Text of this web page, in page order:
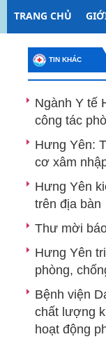
TRANG CHỦ
TIN KHÁC
Ngành Y tế
công tác
Hưng Yên:
cơ xâm
Hưng Yên
trên địa bàn
Thư mời
Hưng Yên
phòng,
Bệnh viện
chất lượng
hoạt động